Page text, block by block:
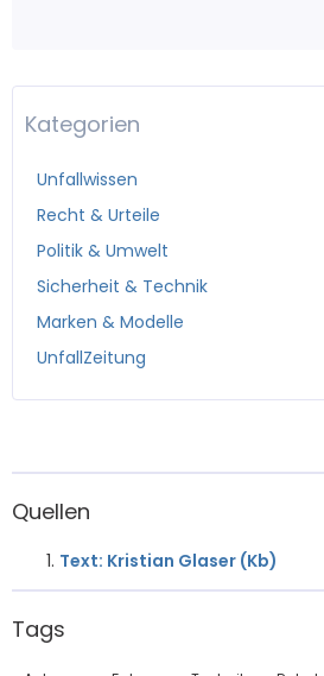
Kategorien
Unfallwissen
Recht & Urteile
Politik & Umwelt
Sicherheit & Technik
Marken & Modelle
UnfallZeitung
Quellen
Text: Kristian Glaser (Kb)
Tags